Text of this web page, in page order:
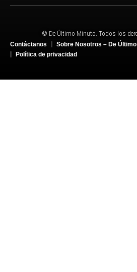
© De Último Minuto. Todos los
Contáctanos
Sobre Nosotros – De
Política de privacidad